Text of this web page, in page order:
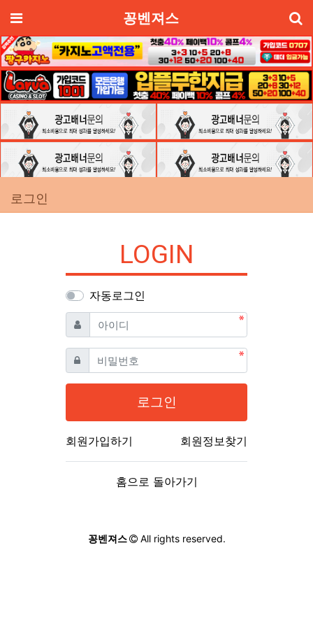
메뉴 꽁벤져스
로그인
LOGIN
자동로그인
아이디 필수
비밀번호필수
로그인
회원가입하기 회원정보찾기
홈으로 돌아가기
꽁벤져스 All rights reserved.